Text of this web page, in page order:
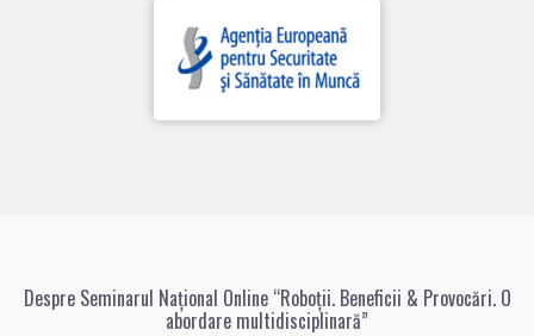
Despre Seminarul Național Online “Roboții. Beneficii & Provocări. O
abordare multidisciplinară”